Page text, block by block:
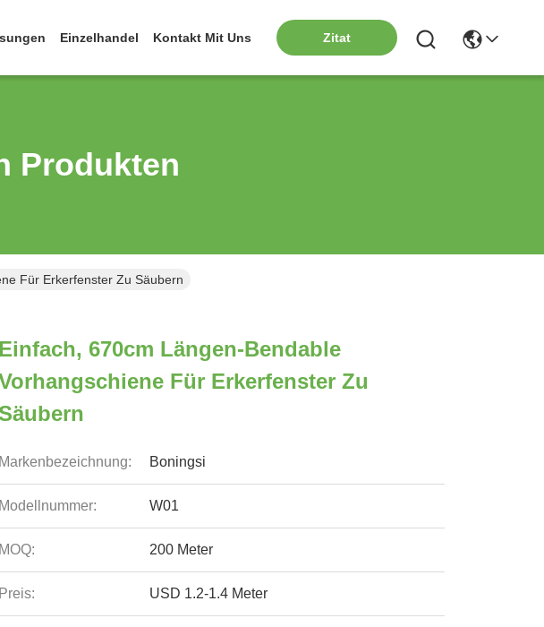
Einzelhandel Kontakt Mit Uns Zitat
Produkten
Für Erkerfenster Zu Säubern
Einfach, 670cm Längen-Bendable
Für Erkerfenster Zu
Säubern
Markenbezeichnung: Boningsi
Modellnummer: W01
MOQ: 200 Meter
Preis: USD 1.2-1.4 Meter